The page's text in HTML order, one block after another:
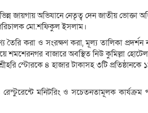
জায়গায় অভিযানে নেতৃত্ব দেন জাতীয় ভোক্তা
মো.শফিকুল ইসলাম।
করা ও সংরক্ষণ করা, মূল্য তালিকা প্রদর্শন
শমশেরনগর বাজারে অবস্থিত নিউ কুমিল্লা
স্টোরকে ৪ হাজার টাকাসহ ৩টি প্রতিষ্ঠানকে
মনিটরিং ও সচেতনতামূলক কার্যক্রম